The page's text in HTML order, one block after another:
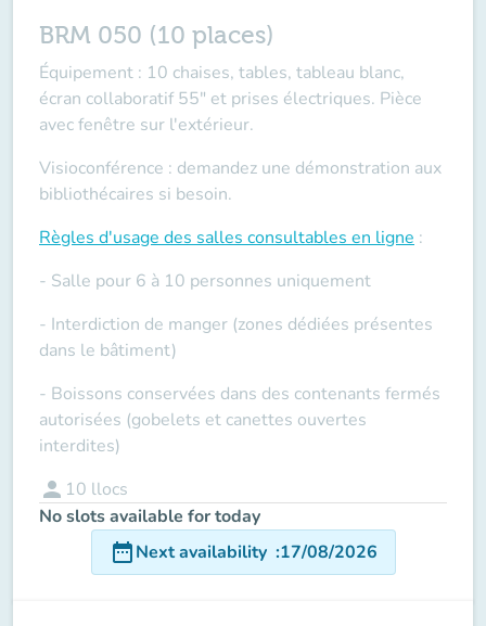
BRM 050 (10 places)
Équipement : 10 chaises, tables, tableau blanc,
écran collaboratif 55" et prises électriques. Pièce
avec fenêtre sur l'extérieur.
Visioconférence : demandez une démonstration aux
bibliothécaires si besoin.
Règles d'usage des salles consultables en ligne :
- Salle pour 6 à 10 personnes uniquement
- Interdiction de manger (zones dédiées présentes
dans le bâtiment)
- Boissons conservées dans des contenants fermés
autorisées (gobelets et canettes ouvertes
interdites)
person 10 llocs
No slots available for today
date_rangeNext availability :17/08/2026